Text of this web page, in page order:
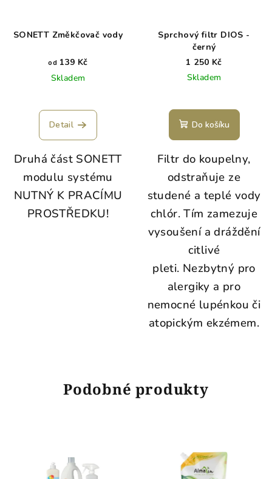
SONETT Změkčovač vody
od 139 Kč
Skladem
Detail
Druhá část SONETT
modulu systému
NUTNÝ K PRACÍMU
PROSTŘEDKU!
Sprchový filtr DIOS -
černý
1 250 Kč
Skladem
Do košíku
Filtr do koupelny,
odstraňuje ze
studené a teplé vody
chlór. Tím zamezuje
vysoušení a dráždění
citlivé
pleti. Nezbytný pro
alergiky a pro
nemocné lupénkou či
atopickým ekzémem.
Podobné produkty